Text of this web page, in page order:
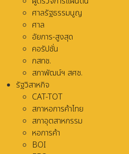
ศาลรัฐธรรมนูญ
ศาล
อัยการ-สูงสุด
คอรัปชั่น
กสทช.
สภาพัฒน์ฯ สศช.
รัฐวิสาหกิจ
CAT-TOT
สภาหอการค้าไทย
สภาอุตสาหกรรม
หอการค้า
BOI